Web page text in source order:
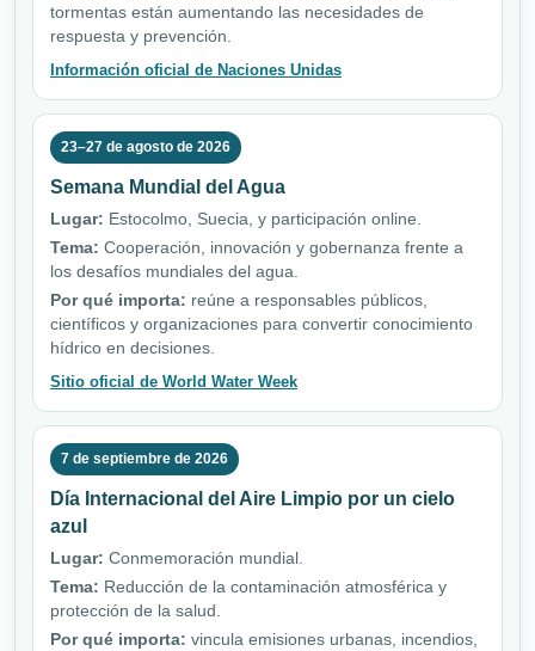
tormentas están aumentando las necesidades de
respuesta y prevención.
Información oficial de Naciones Unidas
23–27 de agosto de 2026
Semana Mundial del Agua
Lugar: Estocolmo, Suecia, y participación online.
Tema: Cooperación, innovación y gobernanza frente a
los desafíos mundiales del agua.
Por qué importa: reúne a responsables públicos,
científicos y organizaciones para convertir conocimiento
hídrico en decisiones.
Sitio oficial de World Water Week
7 de septiembre de 2026
Día Internacional del Aire Limpio por un cielo
azul
Lugar: Conmemoración mundial.
Tema: Reducción de la contaminación atmosférica y
protección de la salud.
Por qué importa: vincula emisiones urbanas, incendios,